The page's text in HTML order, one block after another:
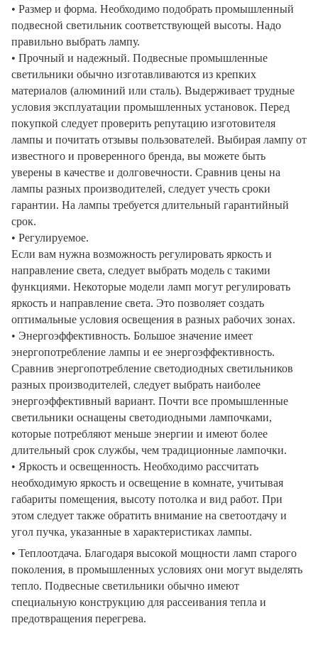
• Размер и форма. Необходимо подобрать промышленный
подвесной светильник соответствующей высоты. Надо
правильно выбрать лампу.
• Прочный и надежный. Подвесные промышленные
светильники обычно изготавливаются из крепких
материалов (алюминий или сталь). Выдерживает трудные
условия эксплуатации промышленных установок. Перед
покупкой следует проверить репутацию изготовителя
лампы и почитать отзывы пользователей. Выбирая лампу от
известного и проверенного бренда, вы можете быть
уверены в качестве и долговечности. Сравнив цены на
лампы разных производителей, следует учесть сроки
гарантии. На лампы требуется длительный гарантийный
срок.
• Регулируемое.
Если вам нужна возможность регулировать яркость и
направление света, следует выбрать модель с такими
функциями. Некоторые модели ламп могут регулировать
яркость и направление света. Это позволяет создать
оптимальные условия освещения в разных рабочих зонах.
• Энергоэффективность. Большое значение имеет
энергопотребление лампы и ее энергоэффективность.
Сравнив энергопотребление светодиодных светильников
разных производителей, следует выбрать наиболее
энергоэффективный вариант. Почти все промышленные
светильники оснащены светодиодными лампочками,
которые потребляют меньше энергии и имеют более
длительный срок службы, чем традиционные лампочки.
• Яркость и освещенность. Необходимо рассчитать
необходимую яркость и освещение в комнате, учитывая
габариты помещения, высоту потолка и вид работ. При
этом следует также обратить внимание на светоотдачу и
угол пучка, указанные в характеристиках лампы.
• Теплоотдача. Благодаря высокой мощности ламп старого
поколения, в промышленных условиях они могут выделять
тепло. Подвесные светильники обычно имеют
специальную конструкцию для рассеивания тепла и
предотвращения перегрева.